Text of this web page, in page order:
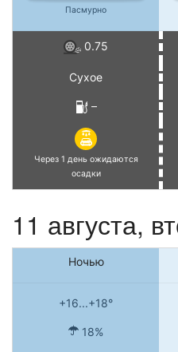
Пасмурно
0.75
Сухое
–
Через 1 день ожидаются
осадки
11 августа,
Ночью
+16...+18°
18%